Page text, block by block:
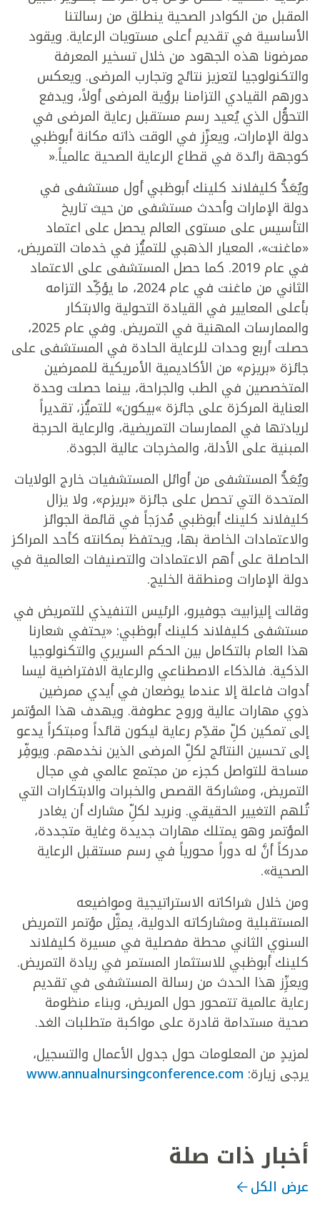
المقبل من الكوادر الصحية ينطلق من رسالتنا
الأساسية في تقديم أعلى مستويات الرعاية. ويقود
ممرضونا هذه الجهود من خلال تسخير المعرفة
والتكنولوجيا لتعزيز نتائج وتجارب المرضى. ويعكس
دورهم القيادي التزامنا برؤية المرضى أولاً، ويدفع
التحوُّل الذي يُعيد رسم مستقبل رعاية المرضى في
دولة الإمارات، ويعزِّز في الوقت ذاته مكانة أبوظبي
كوجهة رائدة في قطاع الرعاية الصحية عالمياً.«
ويُعَدُّ كليفلاند كلينك أبوظبي أول مستشفى في
دولة الإمارات وأحدث مستشفى من حيث تاريخ
التأسيس على مستوى العالم يحصل على اعتماد
«ماغنت»، المعيار الذهبي للتميُّز في خدمات التمريض،
في عام 2019. كما حصل المستشفى على الاعتماد
الثاني من ماغنت في عام 2024، ما يؤكِّد التزامه
بأعلى المعايير في القيادة التحولية والابتكار
والممارسات المهنية في التمريض. وفي عام 2025،
حصلت أربع وحدات للرعاية الحادة في المستشفى على
جائزة «بريزم» من الأكاديمية الأمريكية للممرضين
المتخصصين في الطب والجراحة، بينما حصلت وحدة
العناية المركزة على جائزة »بيكون» للتميُّز، تقديراً
لريادتها في الممارسات التمريضية، والرعاية الحرجة
المبنية على الأدلة، والمخرجات عالية الجودة.
ويُعَدُّ المستشفى من أوائل المستشفيات خارج الولايات
المتحدة التي تحصل على جائزة «بريزم»، ولا يزال
كليفلاند كلينك أبوظبي مُدرَجاً في قائمة الجوائز
والاعتمادات الخاصة بها، ويحتفظ بمكانته كأحد المراكز
الحاصلة على أهم الاعتمادات والتصنيفات العالمية في
دولة الإمارات ومنطقة الخليج.
وقالت إليزابيث جوفيرو، الرئيس التنفيذي للتمريض في
مستشفى كليفلاند كلينك أبوظبي: «يحتفي شعارنا
هذا العام بالتكامل بين الحكم السريري والتكنولوجيا
الذكية. فالذكاء الاصطناعي والرعاية الافتراضية ليسا
أدوات فاعلة إلا عندما يوضعان في أيدي ممرضين
ذوي مهارات عالية وروح عطوفة. ويهدف هذا المؤتمر
إلى تمكين كلِّ مقدِّم رعاية ليكون قائداً ومبتكراً يدعو
إلى تحسين النتائج لكلِّ المرضى الذين نخدمهم. ويوفِّر
مساحة للتواصل كجزء من مجتمع عالمي في مجال
التمريض، ومشاركة القصص والخبرات والابتكارات التي
تُلهم التغيير الحقيقي. ونريد لكلِّ مشارك أن يغادر
المؤتمر وهو يمتلك مهارات جديدة وغاية متجددة،
مدركاً أنَّ له دوراً محورياً في رسم مستقبل الرعاية
الصحية».
ومن خلال شراكاته الاستراتيجية ومواضيعه
المستقبلية ومشاركاته الدولية، يمثِّل مؤتمر التمريض
السنوي الثاني محطة مفصلية في مسيرة كليفلاند
كلينك أبوظبي للاستثمار المستمر في ريادة التمريض.
ويعزِّز هذا الحدث من رسالة المستشفى في تقديم
رعاية عالمية تتمحور حول المريض، وبناء منظومة
صحية مستدامة قادرة على مواكبة متطلبات الغد.
لمزيدٍ من المعلومات حول جدول الأعمال والتسجيل،
يرجى زيارة: www.annualnursingconference.com
أخبار ذات صلة
عرض الكل